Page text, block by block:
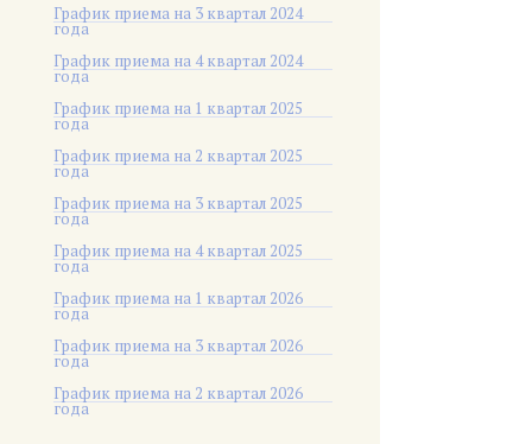
График приема на 3 квартал 2024
года
График приема на 4 квартал 2024
года
График приема на 1 квартал 2025
года
График приема на 2 квартал 2025
года
График приема на 3 квартал 2025
года
График приема на 4 квартал 2025
года
График приема на 1 квартал 2026
года
График приема на 3 квартал 2026
года
График приема на 2 квартал 2026
года